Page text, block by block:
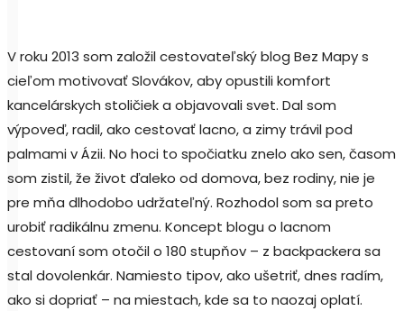
V roku 2013 som založil cestovateľský blog Bez Mapy s
cieľom motivovať Slovákov, aby opustili komfort
kancelárskych stoličiek a objavovali svet. Dal som
výpoveď, radil, ako cestovať lacno, a zimy trávil pod
palmami v Ázii. No hoci to spočiatku znelo ako sen, časom
som zistil, že život ďaleko od domova, bez rodiny, nie je
pre mňa dlhodobo udržateľný. Rozhodol som sa preto
urobiť radikálnu zmenu. Koncept blogu o lacnom
cestovaní som otočil o 180 stupňov – z backpackera sa
stal dovolenkár. Namiesto tipov, ako ušetriť, dnes radím,
ako si dopriať – na miestach, kde sa to naozaj oplatí.